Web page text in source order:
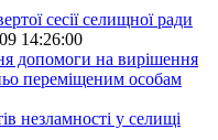
сесії селищної ради
14:26:00
допомоги на вирішення
переміщеним особам
незламності у селищі